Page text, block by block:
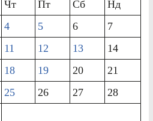
Чт Пт Сб
Нд
4 5 6
7
11 12 13
14
18 19 20
21
25 26 27
28